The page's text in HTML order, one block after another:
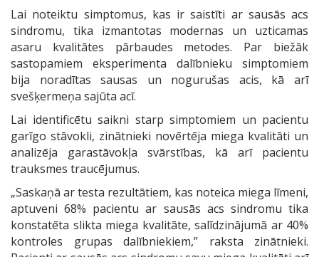
Lai noteiktu simptomus, kas ir saistīti ar sausās acs
sindromu, tika izmantotas modernas un uzticamas
asaru kvalitātes pārbaudes metodes. Par biežāk
sastopamiem eksperimenta dalībnieku simptomiem
bija noradītas sausas un nogurušas acis, kā arī
svešķermeņa sajūta acī.
Lai identificētu saikni starp simptomiem un pacientu
garīgo stāvokli, zinātnieki novērtēja miega kvalitāti un
analizēja garastāvokļa svārstības, kā arī pacientu
trauksmes traucējumus.
„Saskaņā ar testa rezultātiem, kas noteica miega līmeni,
aptuveni 68% pacientu ar sausās acs sindromu tika
konstatēta slikta miega kvalitāte, salīdzinājumā ar 40%
kontroles grupas dalībniekiem,” raksta zinātnieki.